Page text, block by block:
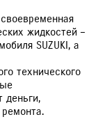
жидкостей –
SUZUKI, а
технического
деньги,